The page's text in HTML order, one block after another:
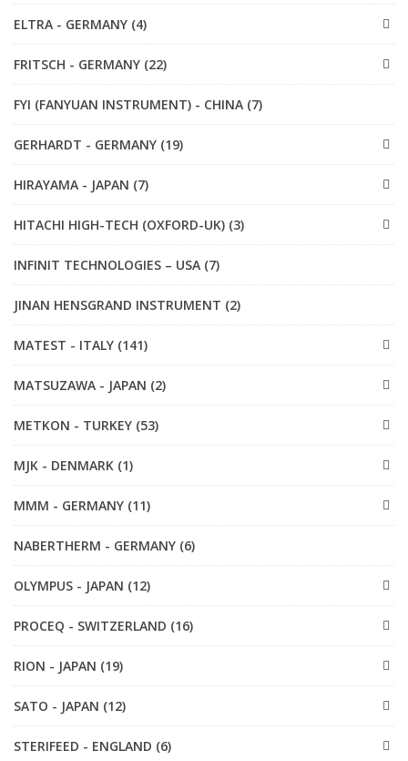
ELTRA - GERMANY (4)
FRITSCH - GERMANY (22)
FYI (FANYUAN INSTRUMENT) - CHINA (7)
GERHARDT - GERMANY (19)
HIRAYAMA - JAPAN (7)
HITACHI HIGH-TECH (OXFORD-UK) (3)
INFINIT TECHNOLOGIES – USA (7)
JINAN HENSGRAND INSTRUMENT (2)
MATEST - ITALY (141)
MATSUZAWA - JAPAN (2)
METKON - TURKEY (53)
MJK - DENMARK (1)
MMM - GERMANY (11)
NABERTHERM - GERMANY (6)
OLYMPUS - JAPAN (12)
PROCEQ - SWITZERLAND (16)
RION - JAPAN (19)
SATO - JAPAN (12)
STERIFEED - ENGLAND (6)